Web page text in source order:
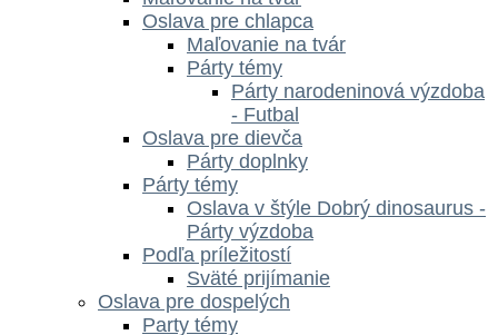
Oslava pre chlapca
Maľovanie na tvár
Párty témy
Párty narodeninová výzdoba
- Futbal
Oslava pre dievča
Párty doplnky
Párty témy
Oslava v štýle Dobrý dinosaurus -
Párty výzdoba
Podľa príležitostí
Sväté prijímanie
Oslava pre dospelých
Party témy